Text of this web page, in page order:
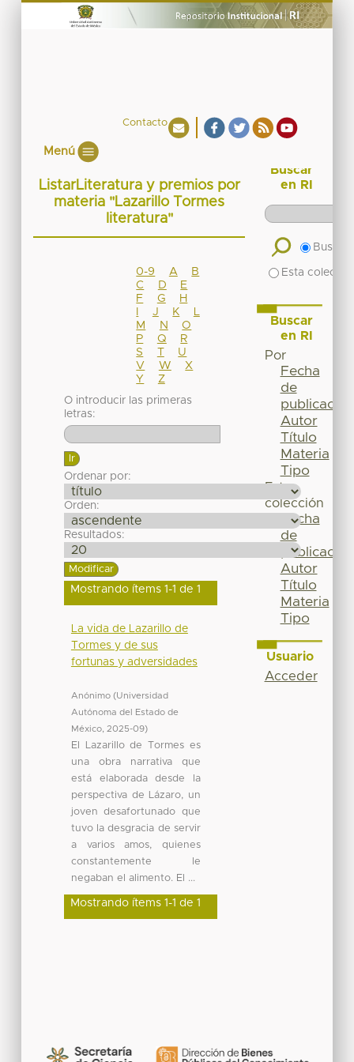
Contacto
Menú
ListarLiteratura y premios por
materia "Lazarillo Tormes
literatura"
0-9 A
B
C
D
E
F
G
H
J K
M
N
O
P
Q
R
S
T
U
V
W
X
Y
Z
O introducir las primeras
letras:
Ordenar por:
Orden:
Resultados:
Mostrando ítems 1-1 de 1
La vida de Lazarillo de
Tormes y de sus
fortunas y adversidades
Anónimo (Universidad
Autónoma del Estado de
México, 2025-09)
El Lazarillo de Tormes es
una obra narrativa que
está elaborada desde la
perspectiva de Lázaro, un
joven desafortunado que
tuvo la desgracia de servir
a varios amos, quienes
constantemente le
negaban el alimento. El ...
Mostrando ítems 1-1 de 1
Buscar
en RI
Buscar
Esta
Buscar
en RI
Por
Fecha
de
publicación
Autor
Título
Materia
Tipo
Esta
colección
Fecha
de
publicación
Autor
Título
Materia
Tipo
Usuario
Acceder